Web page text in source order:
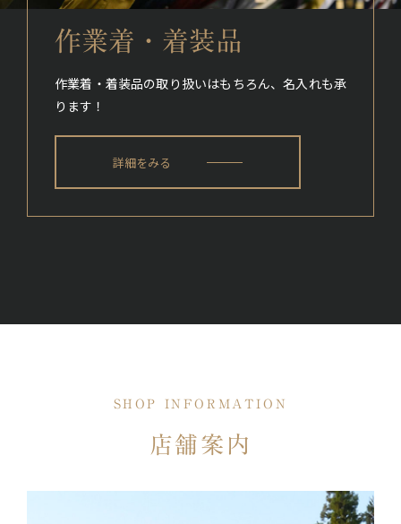
作業着・着装品
作業着・着装品の取り扱いはもちろん、名入れも承
ります！
詳細をみる
SHOP INFORMATION
店舗案内